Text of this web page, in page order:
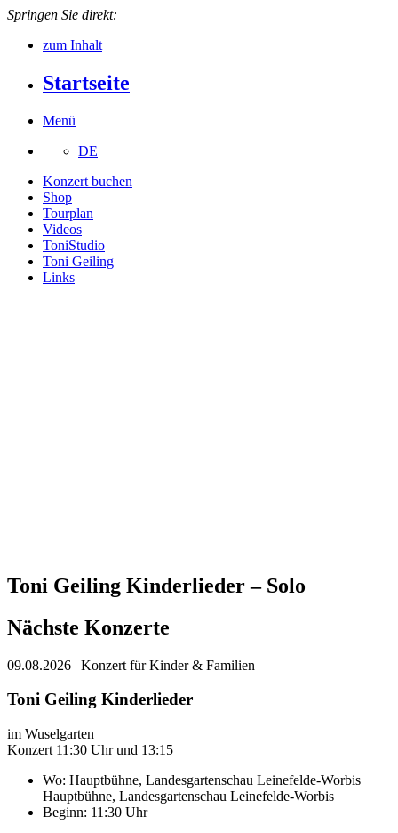
Springen Sie direkt:
zum Inhalt
Startseite
Menü
DE
Konzert buchen
Shop
Tourplan
Videos
ToniStudio
Toni Geiling
Links
Toni Geiling Kinderlieder – Solo
Nächste Konzerte
09.08.2026 | Konzert für Kinder & Familien
Toni Geiling Kinderlieder
im Wuselgarten
Konzert 11:30 Uhr und 13:15
Wo: Hauptbühne, Landesgartenschau Leinefelde-Worbis
Hauptbühne, Landesgartenschau Leinefelde-Worbis
Beginn: 11:30 Uhr